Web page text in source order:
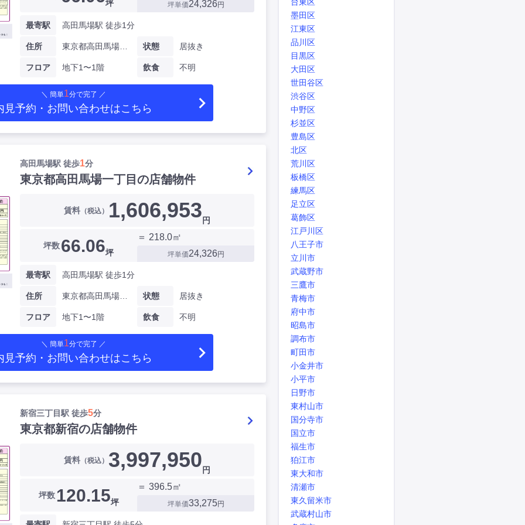
坪 坪単価24,326円
最寄駅 高田馬場駅 徒歩1分
住所
フロア 地下1〜1階
状態 居抜き
飲食 不明
＼ 簡単1分で完了 ／
見予約・お問い合わせはこちら
高田馬場駅 徒歩1分
東京都高田馬場一丁目の店舗物件
賃料 （税込） 1,606,953 円
坪数66.06坪
＝ 218.0㎡
坪単価24,326円
最寄駅 高田馬場駅 徒歩1分
住所
フロア 地下1〜1階
状態 居抜き
飲食 不明
＼ 簡単1分で完了 ／
見予約・お問い合わせはこちら
新宿三丁目駅 徒歩5分
東京都新宿の店舗物件
賃料 （税込） 3,997,950 円
坪数 120.15坪
＝ 396.5㎡
坪単価33,275円
墨田区
江東区
品川区
目黒区
大田区
世田谷区
渋谷区
中野区
杉並区
豊島区
北区
荒川区
板橋区
練馬区
足立区
葛飾区
江戸川区
八王子市
立川市
武蔵野市
三鷹市
青梅市
府中市
昭島市
調布市
町田市
小金井市
小平市
日野市
東村山市
国分寺市
国立市
福生市
狛江市
東大和市
清瀬市
東久留米市
武蔵村山市